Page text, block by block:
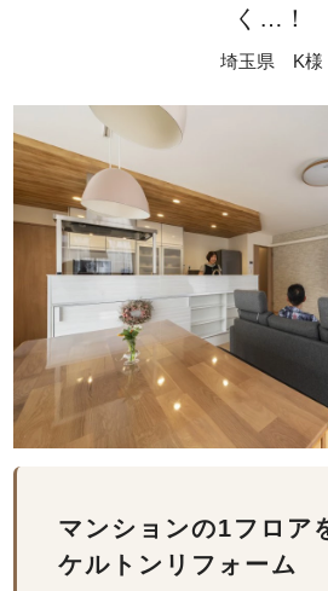
く…！
埼玉県 K様
マンションの1フロア
ケルトンリフォーム